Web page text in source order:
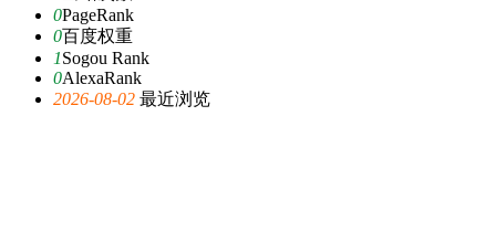
0PageRank
0百度权重
1Sogou Rank
0AlexaRank
2026-08-02 最近浏览